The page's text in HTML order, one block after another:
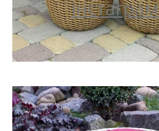
інстаграм